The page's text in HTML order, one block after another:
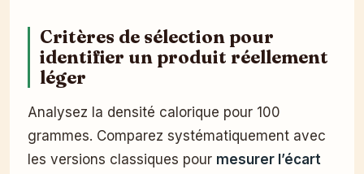
Critères de sélection pour
identifier un produit réellement
léger
Analysez la densité calorique pour 100
grammes. Comparez systématiquement avec
les versions classiques pour mesurer l’écart